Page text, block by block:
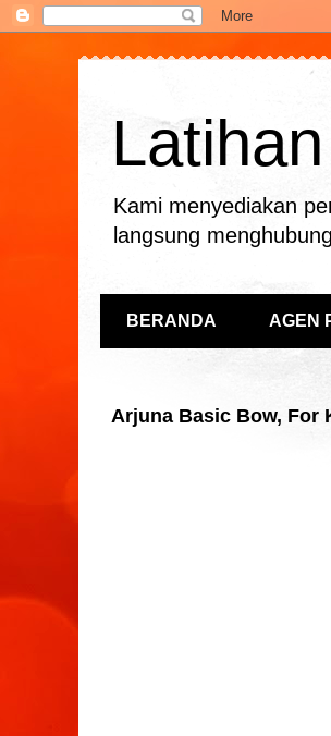
Kami menyediakan
langsung
BERANDA AGEN
Arjuna Basic Bow, For